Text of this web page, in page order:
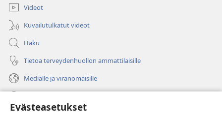
Evästeasetukset
Videot
Kuvailutulkatut videot
Haku
Tietoa terveydenhuollon ammattilaisille
Medialle ja viranomaisille